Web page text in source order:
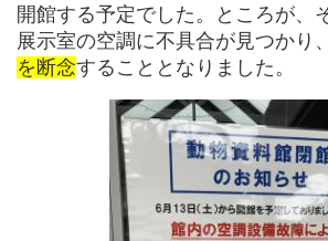
開館する予定でした。ところが、
展示室の空調に不具合が見つかり
を断念することとなりました。